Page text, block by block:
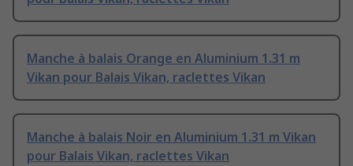
Manche à balais Orange en Aluminium 1.31 m
Vikan pour Balais Vikan, raclettes Vikan
Manche à balais Noir en Aluminium 1.31 m Vikan
pour Balais Vikan, raclettes Vikan